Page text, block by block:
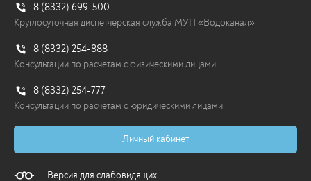
Перейти
8 (8332) 699-500
Круглосуточная диспетчерская служба МУП «Водоканал»
8 (8332) 254-888
Консультации по расчетам с физическими лицами
8 (8332) 254-777
Консультации по расчетам с юридическими лицами
Личный кабинет
Версия для слабовидящих